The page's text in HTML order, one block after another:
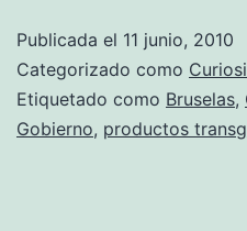
Publicada el 11 junio, 2010
Categorizado como
Etiquetado como Bruselas,
Gobierno, productos